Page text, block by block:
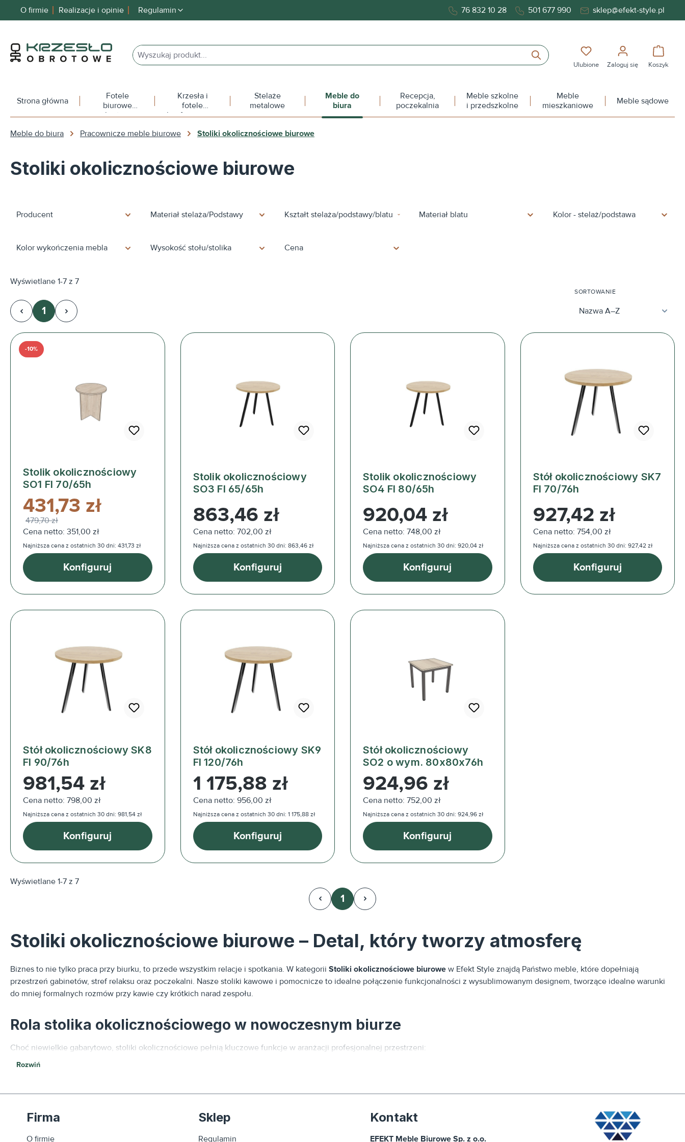
Przejdź do głównej nawigacji
O firmie Realizacje i opinie Regulamin 76 832 10 28 501 677 990 sklep@efekt-style.pl
Masz 0 przedmioty na
Ulubione Zaloguj się Koszyk
Strona główna
Fotele
biurowe
obrotowe
Krzesła i
fotele
konferencyjne
Stelaże
metalowe
Meble do
biura
Recepcja,
poczekalnia
Meble szkolne
i przedszkolne
Meble
mieszkaniowe
Meble sądowe
Meble do biura Pracownicze meble biurowe Stoliki okolicznościowe biurowe
Stoliki okolicznościowe biurowe
Producent Materiał stelaża/Podstawy Kształt stelaża/podstawy/blatu Materiał blatu Kolor - stelaż/podstawa
Kolor wykończenia mebla Wysokość stołu/stolika Cena
Wyświetlane 1-7 z 7
Strona
1
SORTOWANIE
Stolik okolicznościowy
SO1 FI 70/65h
-10%
431,73 zł
479,70 zł
Cena netto: 351,00 zł
Najniższa cena z ostatnich 30 dni: 431,73 zł
Konfiguruj
Stolik okolicznościowy
SO3 FI 65/65h
Cena regularna:
863,46 zł
Cena netto: 702,00 zł
Najniższa cena z ostatnich 30 dni: 863,46 zł
Konfiguruj
Stolik okolicznościowy
SO4 FI 80/65h
Cena regularna:
920,04 zł
Cena netto: 748,00 zł
Najniższa cena z ostatnich 30 dni: 920,04 zł
Konfiguruj
Stół okolicznościowy SK7
FI 70/76h
Cena regularna:
927,42 zł
Cena netto: 754,00 zł
Najniższa cena z ostatnich 30 dni: 927,42 zł
Konfiguruj
Stół okolicznościowy SK8
FI 90/76h
Cena regularna:
981,54 zł
Cena netto: 798,00 zł
Najniższa cena z ostatnich 30 dni: 981,54 zł
Konfiguruj
Stół okolicznościowy SK9
FI 120/76h
Cena regularna:
1 175,88 zł
Cena netto: 956,00 zł
Najniższa cena z ostatnich 30 dni: 1 175,88 zł
Konfiguruj
Stół okolicznościowy
SO2 o wym. 80x80x76h
Cena regularna:
924,96 zł
Cena netto: 752,00 zł
Najniższa cena z ostatnich 30 dni: 924,96 zł
Konfiguruj
Wyświetlane 1-7 z 7
Strona
1
Stoliki okolicznościowe biurowe – Detal, który tworzy atmosferę
Biznes to nie tylko praca przy biurku, to przede wszystkim relacje i spotkania. W kategorii Stoliki okolicznościowe biurowe w Efekt Style znajdą Państwo meble, które dopełniają
przestrzeń gabinetów, stref relaksu oraz poczekalni. Nasze stoliki kawowe i pomocnicze to idealne połączenie funkcjonalności z wysublimowanym designem, tworzące idealne warunki
do mniej formalnych rozmów przy kawie czy krótkich narad zespołu.
Rola stolika okolicznościowego w nowoczesnym biurze
Choć niewielkie gabarytowo, stoliki okolicznościowe pełnią kluczowe funkcje w aranżacji profesjonalnej przestrzeni:
Wyposażenie gabinetu menedżerskiego:
Niskie stoliki są nieocenione podczas spotkań twarzą w twarz, które wymagają mniej formalnej oprawy niż zasiadanie przy dużym stole
Rozwiń
Firma
O firmie
Sklep
Regulamin
Kontakt
EFEKT Meble Biurowe Sp. z o.o.